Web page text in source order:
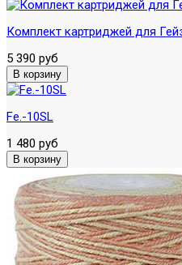
Комплект картриджей для
5 390 руб
Fe.-10SL
1 480 руб